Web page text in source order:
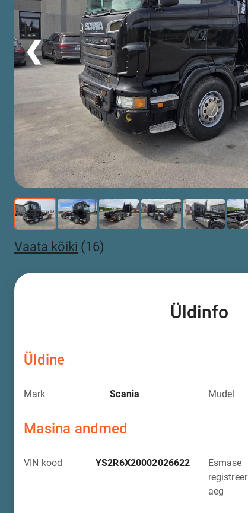
❮
Vaata kõiki (16)
Üldinfo
Üldine
Mark Scania Mudel
Masina andmed
VIN kood YS2R6X20002026622
Esmase
aeg